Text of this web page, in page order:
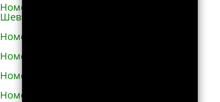
Номера телефонов такси в Корсунь-
Шевченковском
Номера телефонов такси в Корюковке
Номера телефонов такси в Костополе
Номера телефонов такси в Котельве
Номера телефонов такси в Коцюбинском